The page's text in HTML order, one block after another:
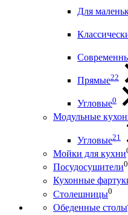
Для
Прямые22
Угловые0
Модульные
Угловые21
Мойки для кухни
Посудосушители0
Кухонные
Столешницы0
Обеденные столы